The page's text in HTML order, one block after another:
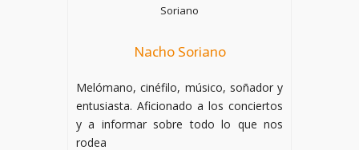
Nacho Soriano
Melómano, cinéfilo, músico, soñador y
entusiasta. Aficionado a los conciertos
y a informar sobre todo lo que nos
rodea